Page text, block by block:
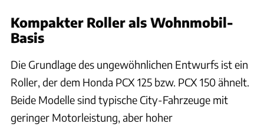
Kompakter Roller als Wohnmobil-
Basis
Die Grundlage des ungewöhnlichen Entwurfs ist ein
Roller, der dem Honda PCX 125 bzw. PCX 150 ähnelt.
Beide Modelle sind typische City-Fahrzeuge mit
geringer Motorleistung, aber hoher